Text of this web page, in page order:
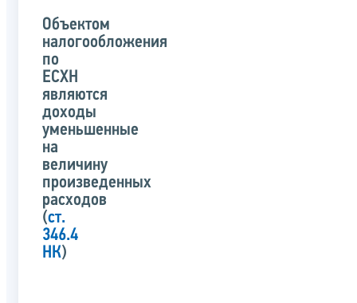
Объектом
налогообложения
по
ЕСХН
являются
доходы
уменьшенные
на
величину
произведенных
расходов
(ст.
346.4
НК)